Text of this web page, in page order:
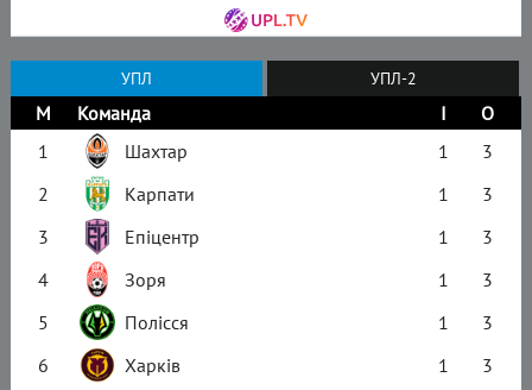
УПЛ УПЛ-2
М Команда І
О
1
Шахтар 1
3
2
Карпати 1
3
3
Епіцентр 1
3
4
Зоря 1
3
5
Полісся 1
3
6
Харків 1
3